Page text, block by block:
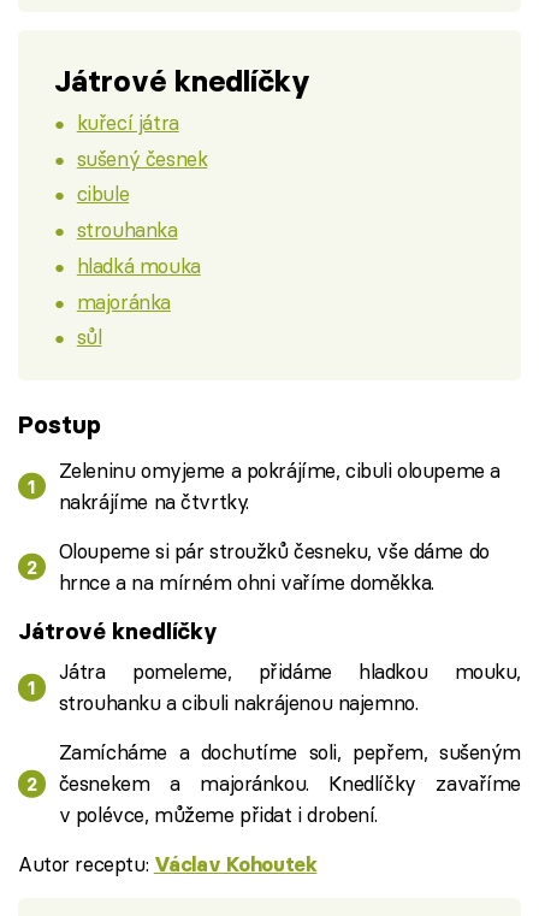
Játrové knedlíčky
kuřecí játra
sušený česnek
cibule
strouhanka
hladká mouka
majoránka
sůl
Postup
Zeleninu omyjeme a pokrájíme, cibuli oloupeme a
nakrájíme na čtvrtky.
Oloupeme si pár stroužků česneku, vše dáme do
hrnce a na mírném ohni vaříme doměkka.
Játrové knedlíčky
Játra pomeleme, přidáme hladkou mouku,
strouhanku a cibuli nakrájenou najemno.
Zamícháme a dochutíme soli, pepřem, sušeným
česnekem a majoránkou. Knedlíčky zavaříme
v polévce, můžeme přidat i drobení.
Autor receptu: Václav Kohoutek